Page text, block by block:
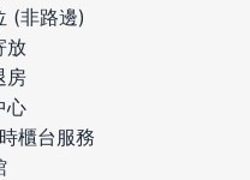
(非路邊)
放
房
心
櫃台服務